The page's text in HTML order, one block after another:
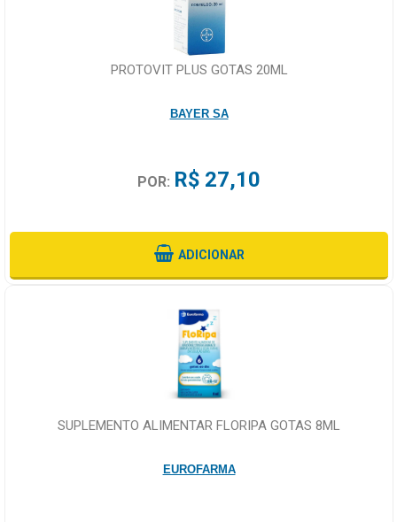
PROTOVIT PLUS GOTAS 20ML
BAYER SA
POR: R$ 27,10
ADICIONAR
SUPLEMENTO ALIMENTAR FLORIPA GOTAS 8ML
EUROFARMA